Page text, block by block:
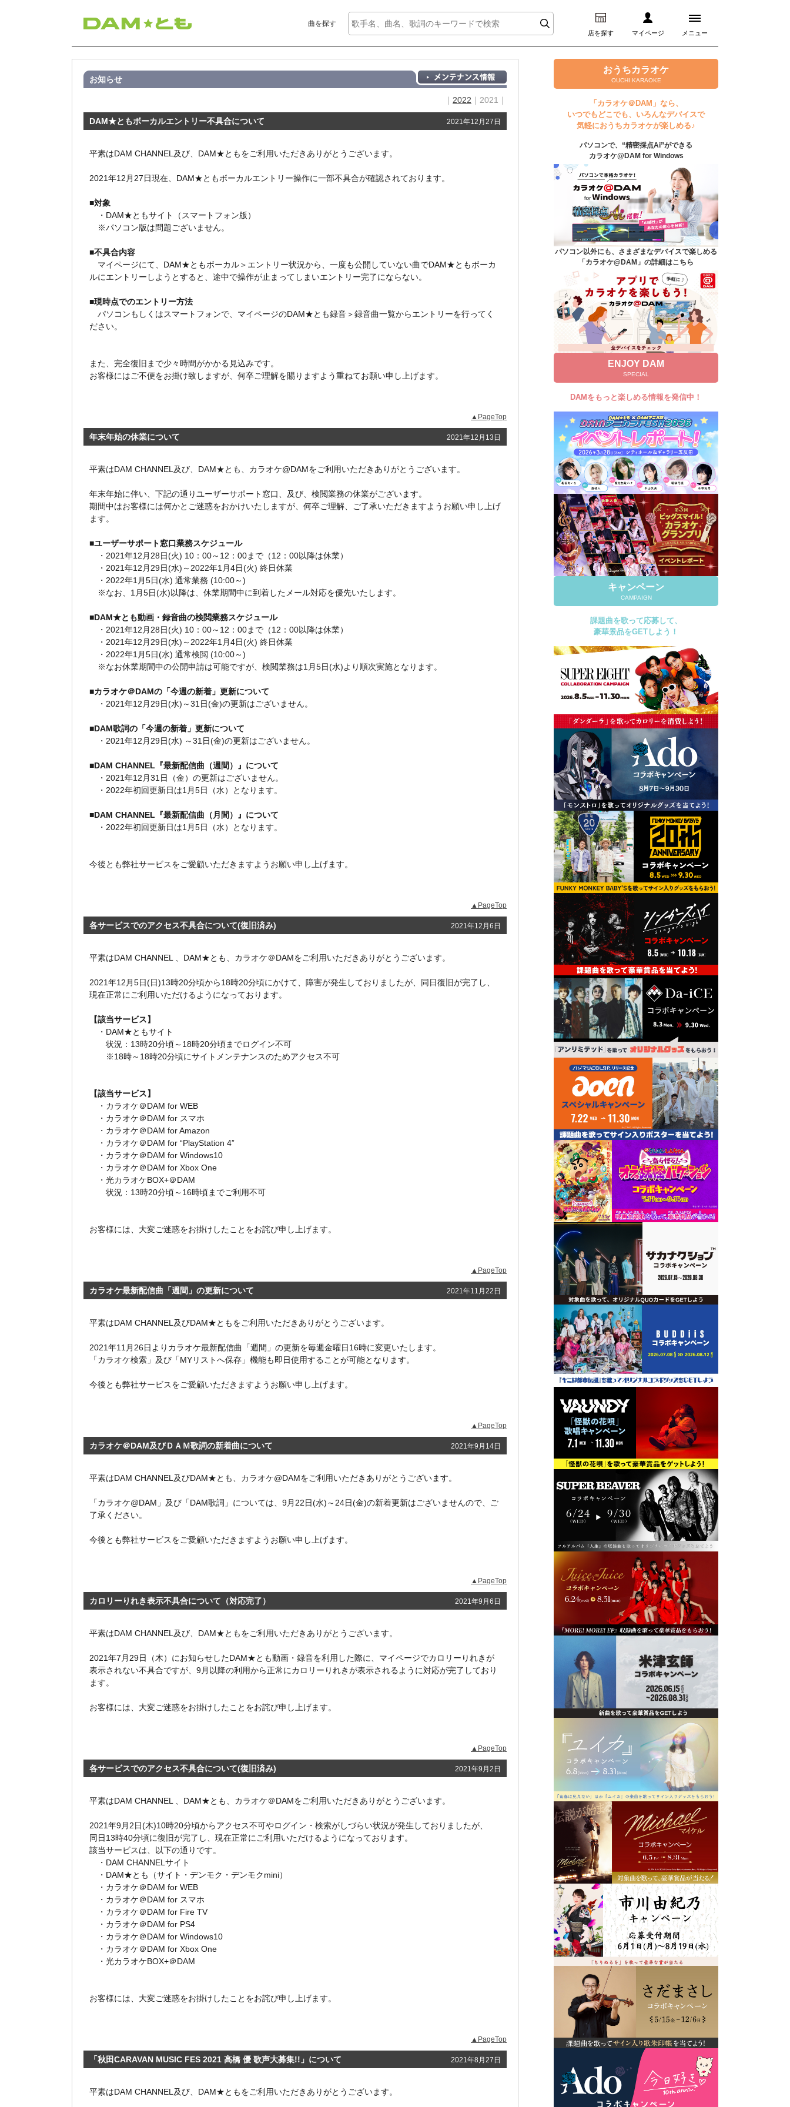
曲を探す
店を探す マイページ メニュー
ログイン
マイページ
プレミアムサービス
DAM★とも動画
DAM★とも録音
カラオケ＠DAM
ユーザー検索
キャンペーン
よくあるご質問
DAMの新曲・ランキングなど
カラオケ最新情報をチェック！
自宅でカラオケ歌い放題！
家族や友達と一緒に！練習にも！
お知らせ
2022 ｜2021｜
DAM★ともボーカルエントリー不具合について 2021年12月27日
平素はDAM CHANNEL及び、DAM★ともをご利用いただきありがとうございます。
2021年12月27日現在、DAM★ともボーカルエントリー操作に一部不具合が確認されております。
■対象
・DAM★ともサイト（スマートフォン版）
※パソコン版は問題ございません。
■不具合内容
マイページにて、DAM★ともボーカル＞エントリー状況から、一度も公開していない曲でDAM★ともボーカ
ルにエントリーしようとすると、途中で操作が止まってしまいエントリー完了にならない。
■現時点でのエントリー方法
パソコンもしくはスマートフォンで、マイページのDAM★とも録音＞録音曲一覧からエントリーを行ってく
ださい。
また、完全復旧まで少々時間がかかる見込みです。
お客様にはご不便をお掛け致しますが、何卒ご理解を賜りますよう重ねてお願い申し上げます。
▲PageTop
年末年始の休業について 2021年12月13日
平素はDAM CHANNEL及び、DAM★とも、カラオケ@DAMをご利用いただきありがとうございます。
年末年始に伴い、下記の通りユーザーサポート窓口、及び、検閲業務の休業がございます。
期間中はお客様には何かとご迷惑をおかけいたしますが、何卒ご理解、ご了承いただきますようお願い申し上げ
ます。
■ユーザーサポート窓口業務スケジュール
・2021年12月28日(火) 10：00～12：00まで（12：00以降は休業）
・2021年12月29日(水)～2022年1月4日(火) 終日休業
・2022年1月5日(水) 通常業務 (10:00～)
※なお、1月5日(水)以降は、休業期間中に到着したメール対応を優先いたします。
■DAM★とも動画・録音曲の検閲業務スケジュール
・2021年12月28日(火) 10：00～12：00まで（12：00以降は休業）
・2021年12月29日(水)～2022年1月4日(火) 終日休業
・2022年1月5日(水) 通常検閲 (10:00～)
※なお休業期間中の公開申請は可能ですが、検閲業務は1月5日(水)より順次実施となります。
■カラオケ＠DAMの「今週の新着」更新について
・2021年12月29日(水)～31日(金)の更新はございません。
■DAM歌詞の「今週の新着」更新について
・2021年12月29日(水) ～31日(金)の更新はございません。
■DAM CHANNEL『最新配信曲（週間）』について
・2021年12月31日（金）の更新はございません。
・2022年初回更新日は1月5日（水）となります。
■DAM CHANNEL『最新配信曲（月間）』について
・2022年初回更新日は1月5日（水）となります。
今後とも弊社サービスをご愛顧いただきますようお願い申し上げます。
▲PageTop
各サービスでのアクセス不具合について(復旧済み) 2021年12月6日
平素はDAM CHANNEL 、DAM★とも、カラオケ＠DAMをご利用いただきありがとうございます。
2021年12月5日(日)13時20分頃から18時20分頃にかけて、障害が発生しておりましたが、同日復旧が完了し、
現在正常にご利用いただけるようになっております。
【該当サービス】
・DAM★ともサイト
状況：13時20分頃～18時20分頃までログイン不可
※18時～18時20分頃にサイトメンテナンスのためアクセス不可
【該当サービス】
・カラオケ＠DAM for WEB
・カラオケ＠DAM for スマホ
・カラオケ＠DAM for Amazon
・カラオケ＠DAM for “PlayStation 4”
・カラオケ＠DAM for Windows10
・カラオケ＠DAM for Xbox One
・光カラオケBOX+＠DAM
状況：13時20分頃～16時頃までご利用不可
お客様には、大変ご迷惑をお掛けしたことをお詫び申し上げます。
▲PageTop
カラオケ最新配信曲「週間」の更新について 2021年11月22日
平素はDAM CHANNEL及びDAM★ともをご利用いただきありがとうございます。
2021年11月26日よりカラオケ最新配信曲「週間」の更新を毎週金曜日16時に変更いたします。
「カラオケ検索」及び「MYリストへ保存」機能も即日使用することが可能となります。
今後とも弊社サービスをご愛顧いただきますようお願い申し上げます。
▲PageTop
カラオケ＠DAM及びＤＡＭ歌詞の新着曲について 2021年9月14日
平素はDAM CHANNEL及びDAM★とも、カラオケ@DAMをご利用いただきありがとうございます。
「カラオケ@DAM」及び「DAM歌詞」については、9月22日(水)～24日(金)の新着更新はございませんので、ご
了承ください。
今後とも弊社サービスをご愛顧いただきますようお願い申し上げます。
▲PageTop
カロリーりれき表示不具合について（対応完了） 2021年9月6日
平素はDAM CHANNEL及び、DAM★ともをご利用いただきありがとうございます。
2021年7月29日（木）にお知らせしたDAM★とも動画・録音を利用した際に、マイページでカロリーりれきが
表示されない不具合ですが、9月以降の利用から正常にカロリーりれきが表示されるように対応が完了しており
ます。
お客様には、大変ご迷惑をお掛けしたことをお詫び申し上げます。
▲PageTop
各サービスでのアクセス不具合について(復旧済み) 2021年9月2日
平素はDAM CHANNEL 、DAM★とも、カラオケ＠DAMをご利用いただきありがとうございます。
2021年9月2日(木)10時20分頃からアクセス不可やログイン・検索がしづらい状況が発生しておりましたが、
同日13時40分頃に復旧が完了し、現在正常にご利用いただけるようになっております。
該当サービスは、以下の通りです。
・DAM CHANNELサイト
・DAM★とも（サイト・デンモク・デンモクmini）
・カラオケ＠DAM for WEB
・カラオケ＠DAM for スマホ
・カラオケ＠DAM for Fire TV
・カラオケ＠DAM for PS4
・カラオケ＠DAM for Windows10
・カラオケ＠DAM for Xbox One
・光カラオケBOX+＠DAM
お客様には、大変ご迷惑をお掛けしたことをお詫び申し上げます。
▲PageTop
「秋田CARAVAN MUSIC FES 2021 高橋 優 歌声大募集!!」について 2021年8月27日
平素はDAM CHANNEL及び、DAM★ともをご利用いただきありがとうございます。
おうちカラオケ
OUCHI KARAOKE
「カラオケ＠DAM」なら、
いつでもどこでも、いろんなデバイスで
気軽におうちカラオケが楽しめる♪
パソコンで、“精密採点Ai”ができる
カラオケ@DAM for Windows
パソコン以外にも、さまざまなデバイスで楽しめる
「カラオケ@DAM」の詳細はこちら
ENJOY DAM
SPECIAL
DAMをもっと楽しめる情報を発信中！
キャンペーン
CAMPAIGN
課題曲を歌って応募して、
豪華景品をGETしよう！